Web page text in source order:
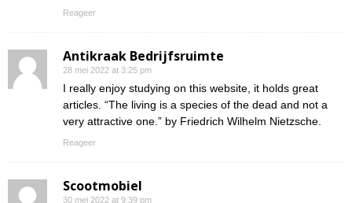
Reageer
Antikraak Bedrijfsruimte
28 mei 2022 at 3:25 pm
I really enjoy studying on this website, it holds great
articles. “The living is a species of the dead and not a
very attractive one.” by Friedrich Wilhelm Nietzsche.
Reageer
Scootmobiel
30 mei 2022 at 9:39 pm